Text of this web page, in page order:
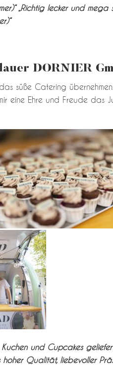
„Richtig lecker und mega
DORNIER
süße Catering
eine Ehre und Freude das
und Cupcakes
hoher Qualität, liebevoller